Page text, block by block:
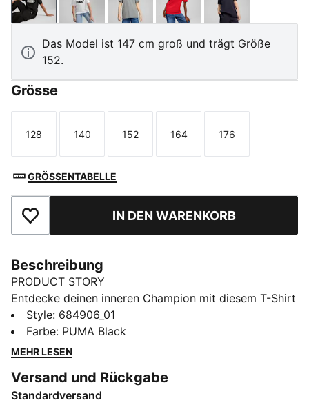
PUMA BlackPUMA WhiteMedium Gray Heather
For All Time Red
New Navy
Das Model ist 147 cm groß und trägt Größe
152.
Grösse
Größe
128
Größe
140
Größe
152
Größe
164
Größe
176
GRÖSSENTABELLE
Zu Favoriten hinzufügenIN DEN WARENKORB
Beschreibung
PRODUCT STORY
Entdecke deinen inneren Champion mit diesem T-Shirt
mit auffälligem PUMA No. 1 Logo als Gummiprint.
Entworfen für ein Leben mit Leidenschaft und Energie,
ist es die perfekte Ergänzung für deine Garderobe.
DETAILS
Regular Fit
Style: 684906_01
Farbe: PUMA Black
MEHR LESEN
Versand und Rückgabe
Standardversand